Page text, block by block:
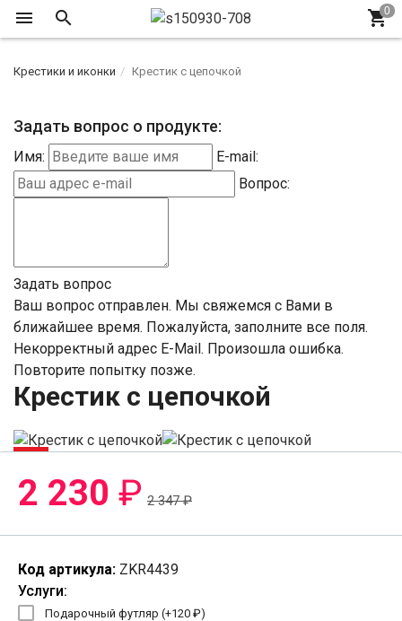
Крестики и иконки Крестик с цепочкой
Задать вопрос о продукте:
Имя:
E-mail:
Вопрос:
Задать вопрос
Ваш вопрос отправлен. Мы свяжемся с Вами в
ближайшее время. Пожалуйста, заполните все поля.
Некорректный адрес E-Mail. Произошла ошибка.
Повторите попытку позже.
Крестик с цепочкой
-5%
2 230 ₽ 2 347₽
Код артикула: ZKR4439
Услуги:
Подарочный футляр (+120 ₽)